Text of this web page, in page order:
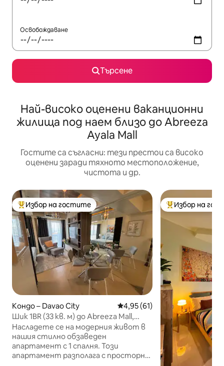
Освобождаване
Търсене
Най-високо оценени ваканционни
жилища под наем близо до Abreeza
Ayala Mall
Гостите са съгласни: тези престои са високо
оценени заради тяхното местоположение,
чистота и др.
Най-популярен избор на гостите
Избор на гостите
Кондо – Davao City Средна оценка: 4,95 от 5,
4,95 (61)
Шик 1BR (33 кв. м) до Abreeza Mall,
резервирайте днес!
Насладете се на модерния живот в
нашия стилно обзаведен
апартамент с 1 спалня. Този
апартамент разполага с просторно
Най-популярен
Избор на